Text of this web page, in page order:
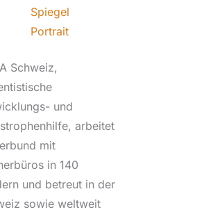
Spiegel
Portrait
Schweiz,
und
arbeitet
mit
in 140
und betreut in der
sowie weltweit